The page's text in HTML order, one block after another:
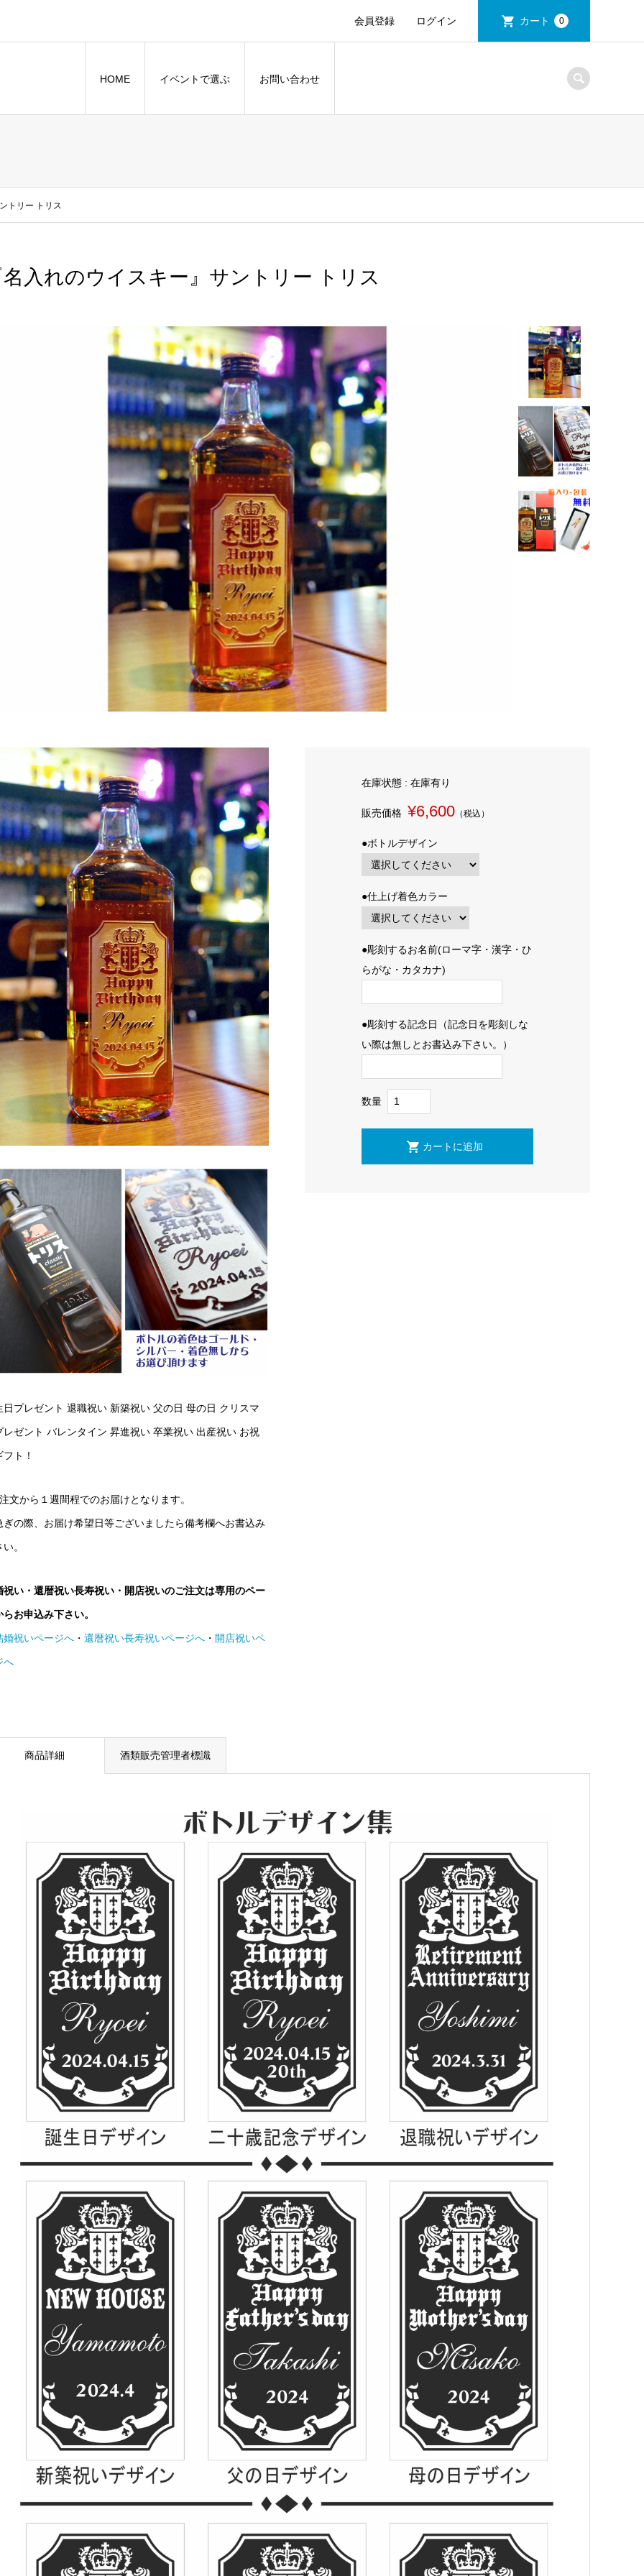
会員登録 ログイン カート 0
HOME イベントで選ぶ お問い合わせ
トリー トリス
名入れのウイスキー』サントリー トリス
日プレゼント 退職祝い 新築祝い 父の日 母の日 クリスマ
レゼント バレンタイン 昇進祝い 卒業祝い 出産祝い お祝
フト！
文から１週間程でのお届けとなります。
ぎの際、お届け希望日等ございましたら備考欄へお書込み
。
祝い・還暦祝い長寿祝い・開店祝いのご注文は専用のペー
らお申込み下さい。
婚祝いページへ・ 還暦祝い長寿祝いページへ・ 開店祝いペ
へ
在庫状態 : 在庫有り
販売価格 ¥6,600 （税込）
●ボトルデザイン
●仕上げ着色カラー
●彫刻するお名前(ローマ字・漢字・ひ
らがな・カタカナ)
●彫刻する記念日（記念日を彫刻しな
い際は無しとお書込み下さい。）
数量
商品詳細 酒類販売管理者標識